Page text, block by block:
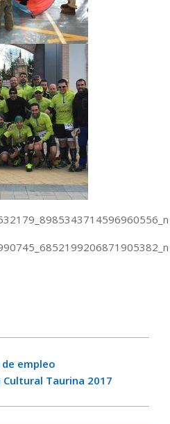
empleo
Cultural Taurina 2017